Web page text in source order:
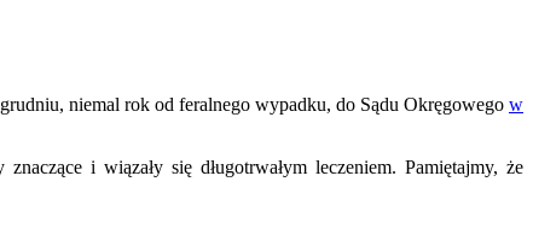
niemal rok od feralnego wypadku, do Sądu Okręgowego w
i wiązały się długotrwałym leczeniem. Pamiętajmy, że